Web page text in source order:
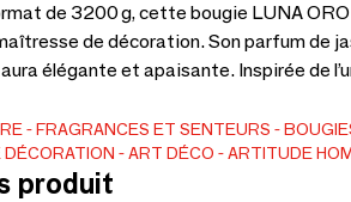
de 3200 g, cette bougie LUNA
de décoration. Son parfum de
élégante et apaisante. Inspirée de
mexicain Jose Cacho célèbre la
puissant et résolument
FRAGRANCES ET SENTEURS
ART DÉCO ARTITUDE
produit